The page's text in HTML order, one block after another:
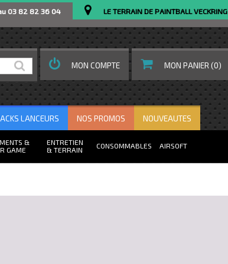
LE TERRAIN DE PAINTBALL VECKRING
03 82 82 36 04
MON COMPTE MON PANIER (0)
GAME
ENTRETIEN
TERRAIN
CONSOMMABLES AIRSOFT
LANCEURS NOS PROMOS NOUVEAUTES